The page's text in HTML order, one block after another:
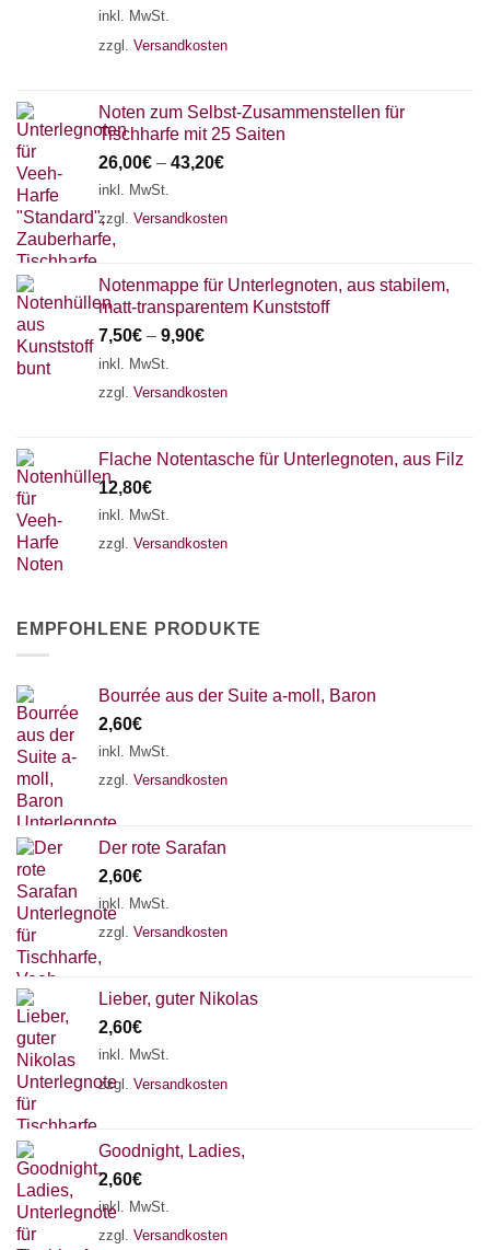
inkl. MwSt.
zzgl. Versandkosten
Noten zum Selbst-Zusammenstellen für
Tischharfe mit 25 Saiten
26,00€ – 43,20€
inkl. MwSt.
zzgl. Versandkosten
Notenmappe für Unterlegnoten, aus stabilem,
matt-transparentem Kunststoff
7,50€ – 9,90€
inkl. MwSt.
zzgl. Versandkosten
Flache Notentasche für Unterlegnoten, aus Filz
12,80€
inkl. MwSt.
zzgl. Versandkosten
EMPFOHLENE PRODUKTE
Bourrée aus der Suite a-moll, Baron
2,60€
inkl. MwSt.
zzgl. Versandkosten
Der rote Sarafan
2,60€
inkl. MwSt.
zzgl. Versandkosten
Lieber, guter Nikolas
2,60€
inkl. MwSt.
zzgl. Versandkosten
Goodnight, Ladies,
2,60€
inkl. MwSt.
zzgl. Versandkosten